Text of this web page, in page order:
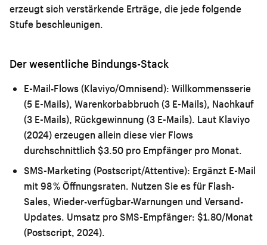
erzeugt sich verstärkende Erträge, die jede folgende
Stufe beschleunigen.
Der wesentliche Bindungs-Stack
E-Mail-Flows (Klaviyo/Omnisend): Willkommensserie
(5 E-Mails), Warenkorbabbruch (3 E-Mails), Nachkauf
(3 E-Mails), Rückgewinnung (3 E-Mails). Laut Klaviyo
(2024) erzeugen allein diese vier Flows
durchschnittlich $3.50 pro Empfänger pro Monat.
SMS-Marketing (Postscript/Attentive): Ergänzt E-Mail
mit 98 % Öffnungsraten. Nutzen Sie es für Flash-
Sales, Wieder-verfügbar-Warnungen und Versand-
Updates. Umsatz pro SMS-Empfänger: $1.80/Monat
(Postscript, 2024).